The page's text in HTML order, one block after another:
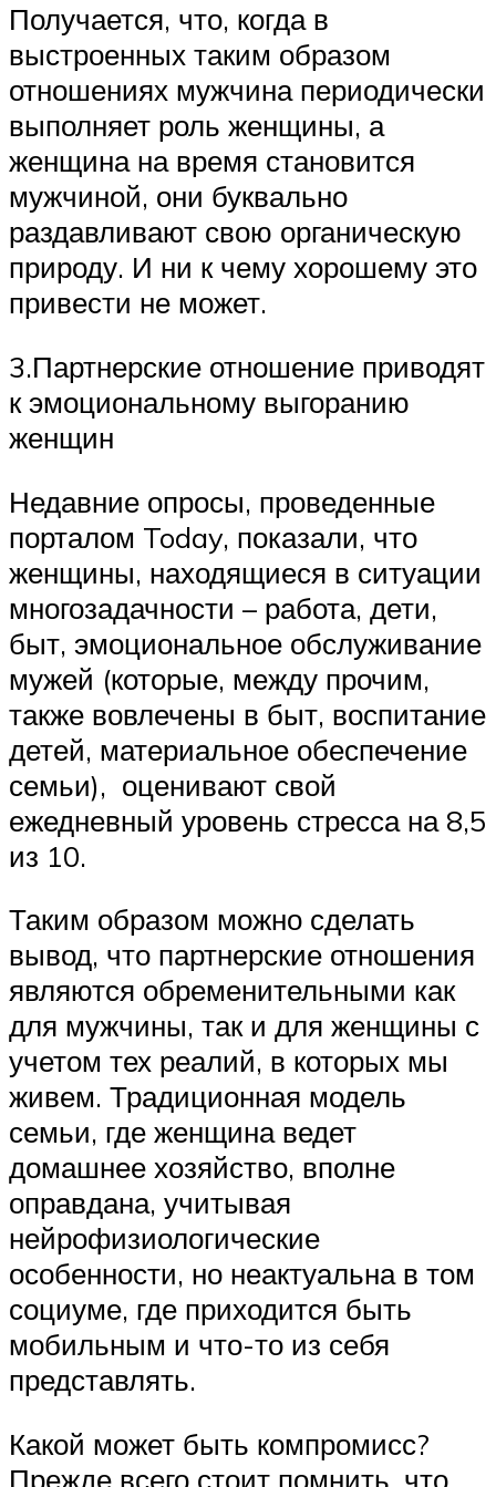
Получается, что, когда в
выстроенных таким образом
отношениях мужчина периодически
выполняет роль женщины, а
женщина на время становится
мужчиной, они буквально
раздавливают свою органическую
природу. И ни к чему хорошему это
привести не может.
3.Партнерские отношение приводят
к эмоциональному выгоранию
женщин
Недавние опросы, проведенные
порталом Today, показали, что
женщины, находящиеся в ситуации
многозадачности – работа, дети,
быт, эмоциональное обслуживание
мужей (которые, между прочим,
также вовлечены в быт, воспитание
детей, материальное обеспечение
семьи), оценивают свой
ежедневный уровень стресса на 8,5
из 10.
Таким образом можно сделать
вывод, что партнерские отношения
являются обременительными как
для мужчины, так и для женщины с
учетом тех реалий, в которых мы
живем. Традиционная модель
семьи, где женщина ведет
домашнее хозяйство, вполне
оправдана, учитывая
нейрофизиологические
особенности, но неактуальна в том
социуме, где приходится быть
мобильным и что-то из себя
представлять.
Какой может быть компромисс?
Прежде всего стоит помнить, что